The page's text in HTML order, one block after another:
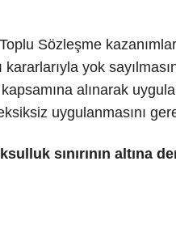
Sözleşme
yok
alınarak
uygulanmasını
sınırının altına